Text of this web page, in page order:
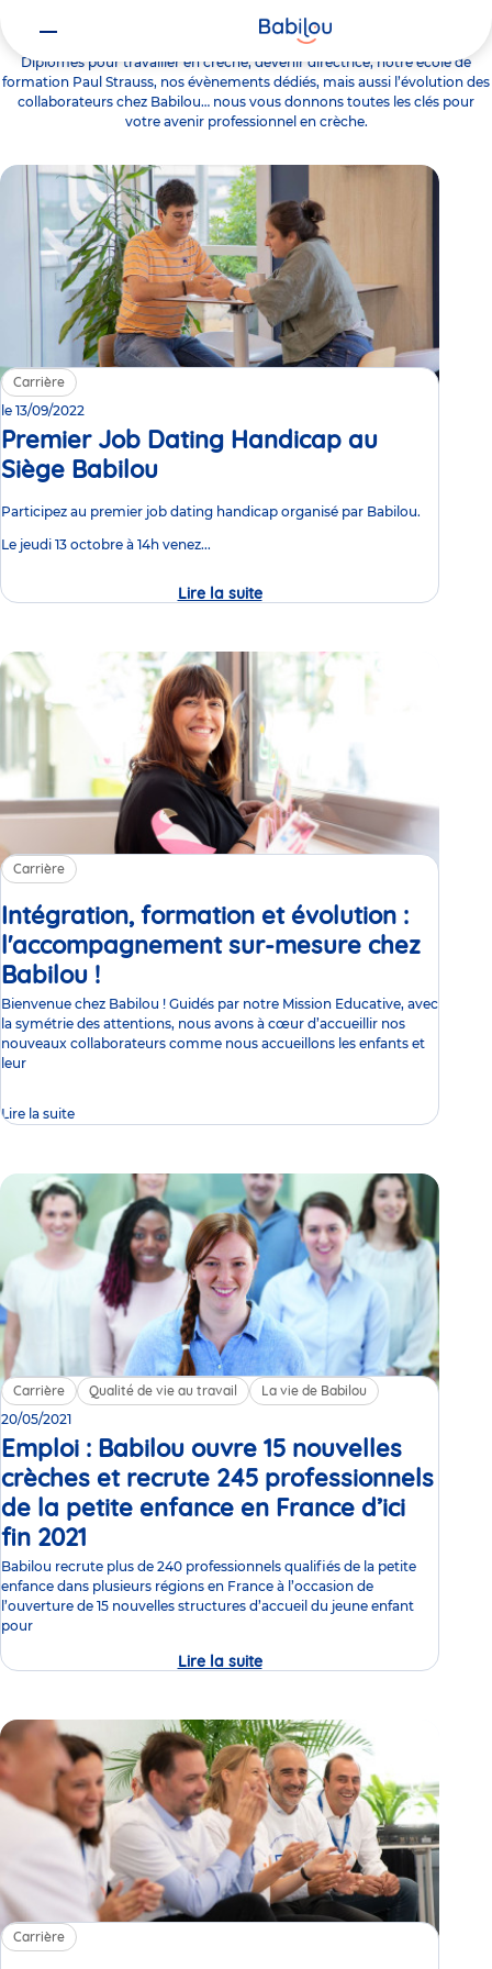
Carrière
Diplômes pour travailler en crèche, devenir directrice, notre école de
formation Paul Strauss, nos évènements dédiés, mais aussi l’évolution des
collaborateurs chez Babilou… nous vous donnons toutes les clés pour
votre avenir professionnel en crèche.
Carrière
le 13/09/2022
Premier Job Dating Handicap au
Siège Babilou
Participez au premier job dating handicap organisé par Babilou.
Le jeudi 13 octobre à 14h venez...
Lire la suitePremier
Job
Babilou
Carrière
Intégration, formation et évolution :
l'accompagnement sur-mesure chez
Babilou !
Bienvenue chez Babilou ! Guidés par notre Mission Educative, avec
la symétrie des attentions, nous avons à cœur d’accueillir nos
nouveaux collaborateurs comme nous accueillons les enfants et
leur
Lire la suite
Carrière Qualité de vie au travail
La vie de Babilou
20/05/2021
Emploi : Babilou ouvre 15 nouvelles
crèches et recrute 245 professionnels
de la petite enfance en France d’ici
fin 2021
de
presse
Babilou recrute plus de 240 professionnels qualifiés de la petite
enfance dans plusieurs régions en France à l’occasion de
l’ouverture de 15 nouvelles structures d’accueil du jeune enfant
pour
Lire la suiteEmploi
:
15
nouvelles
crèches
et
recrute
245
professionnels
de
la
petite
enfance
en
France
Carrière